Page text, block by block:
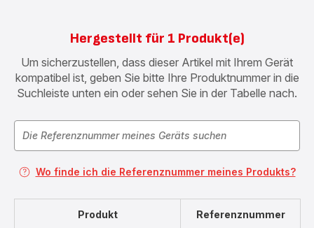
Hergestellt für 1 Produkt(e)
Um sicherzustellen, dass dieser Artikel mit Ihrem Gerät
kompatibel ist, geben Sie bitte Ihre Produktnummer in die
Suchleiste unten ein oder sehen Sie in der Tabelle nach.
Wo finde ich die Referenznummer meines Produkts?
Produkt Referenznummer